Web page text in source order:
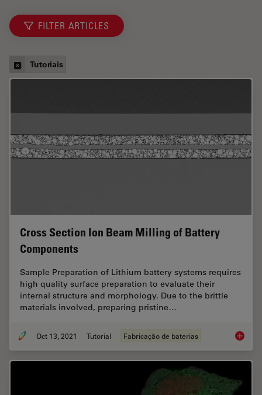
FILTER ARTICLES
Tutoriais
Cross Section Ion Beam Milling of Battery
Components
Sample Preparation of Lithium battery systems requires
high quality surface preparation to evaluate their
internal structure and morphology. Due to the brittle
materials involved, preparing pristine…
Oct 13, 2021 Tutorial Fabricação de baterias Cross